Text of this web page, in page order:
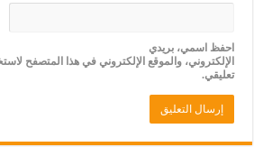
احفظ اسمي، بريدي
الإلكتروني، والموقع الإلكتروني في هذا المتصفح
تعليقي.